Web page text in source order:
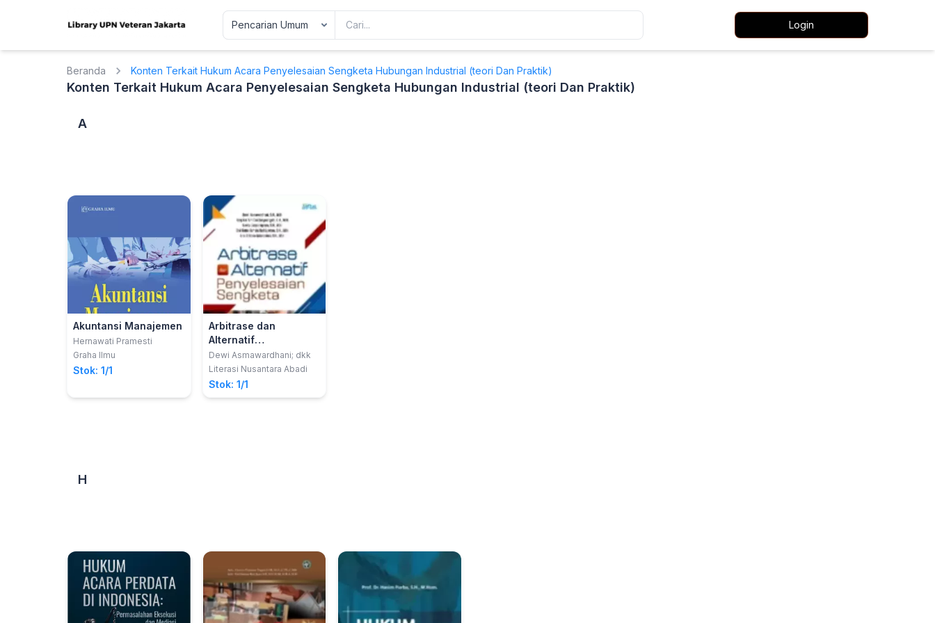
Login
Beranda Konten Terkait Hukum Acara Penyelesaian Sengketa Hubungan Industrial (teori Dan Praktik)
Konten Terkait Hukum Acara Penyelesaian Sengketa Hubungan Industrial (teori Dan Praktik)
A
Akuntansi Manajemen
Hernawati Pramesti
Graha Ilmu
Stok: 1/1
Arbitrase dan
Alternatif
Penyelesaian
Sengketa
Dewi Asmawardhani; dkk
Literasi Nusantara Abadi
Stok: 1/1
H